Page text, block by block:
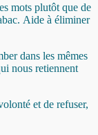
mots plutôt que de
Aide à éliminer
dans les mêmes
nous retiennent
et de refuser,